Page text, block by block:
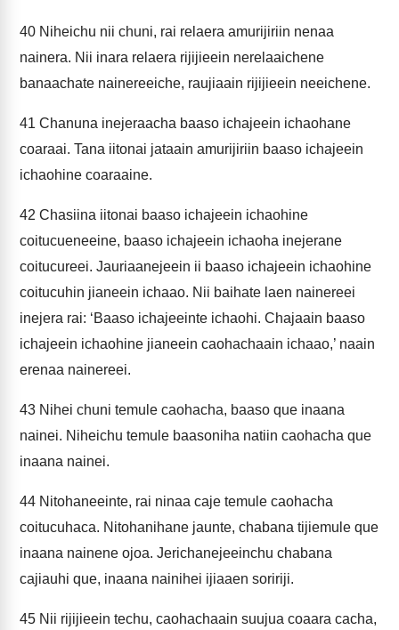
40 Niheichu nii chuni, rai relaera amurijiriin nenaa
nainera. Nii inara relaera rijijieein nerelaaichene
banaachate nainereeiche, raujiaain rijijieein neeichene.
41 Chanuna inejeraacha baaso ichajeein ichaohane
coaraai. Tana iitonai jataain amurijiriin baaso ichajeein
ichaohine coaraaine.
42 Chasiina iitonai baaso ichajeein ichaohine
coitucueneeine, baaso ichajeein ichaoha inejerane
coitucureei. Jauriaanejeein ii baaso ichajeein ichaohine
coitucuhin jianeein ichaao. Nii baihate laen nainereei
inejera rai: ‘Baaso ichajeeinte ichaohi. Chajaain baaso
ichajeein ichaohine jianeein caohachaain ichaao,’ naain
erenaa nainereei.
43 Nihei chuni temule caohacha, baaso que inaana
nainei. Niheichu temule baasoniha natiin caohacha que
inaana nainei.
44 Nitohaneeinte, rai ninaa caje temule caohacha
coitucuhaca. Nitohanihane jaunte, chabana tijiemule que
inaana nainene ojoa. Jerichanejeeinchu chabana
cajiauhi que, inaana nainihei ijiaaen soririji.
45 Nii rijijieein techu, caohachaain suujua coaara cacha,